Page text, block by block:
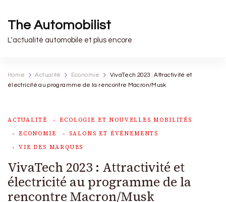
The Automobilist
L'actualité automobile et plus encore
Home Actualité Economie
VivaTech 2023 : Attractivité et
électricité au programme de la rencontre Macron/Musk
ACTUALITÉ
ECOLOGIE ET NOUVELLES MOBILITÉS
ECONOMIE
SALONS ET ÉVÉNEMENTS
VIE DES MARQUES
VivaTech 2023 : Attractivité et
électricité au programme de la
rencontre Macron/Musk